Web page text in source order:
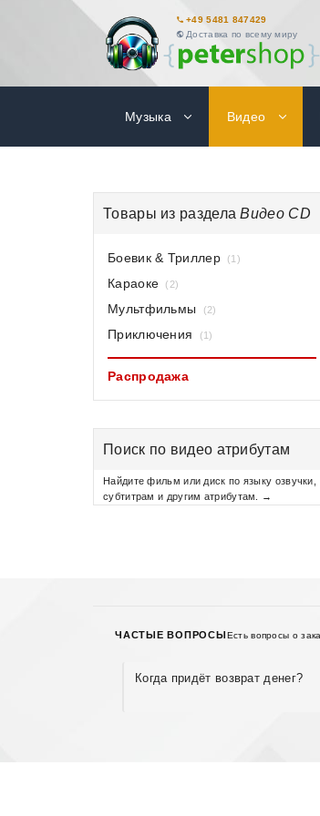
+49 5481 847429
Доставка по всему миру
Музыка Видео
Товары из разделаВидео CD
Боевик & Триллер (1)
Караоке (2)
Мультфильмы (2)
Приключения (1)
Распродажа
Поиск по видео атрибутам
Найдите фильм или диск по языку озвучки,
субтитрам и другим атрибутам. →
ЧАСТЫЕ ВОПРОСЫЕсть вопросы о
Когда придёт возврат денег?